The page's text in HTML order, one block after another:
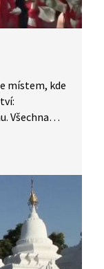
místem, kde
Všechna
rituální
visacími